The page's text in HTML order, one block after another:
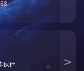
耐高温氟塑料安装线
产品说明:
本产品适用于高温条件